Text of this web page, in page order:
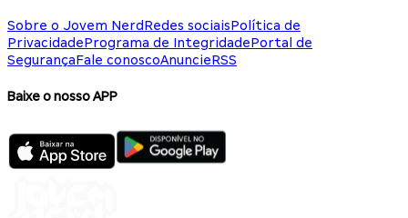
Sobre o Jovem NerdRedes sociaisPolítica de
PrivacidadePrograma de IntegridadePortal de
SegurançaFale conoscoAnuncieRSS
Baixe o nosso APP